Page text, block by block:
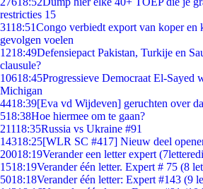
restricties 15
3118:51Congo verbiedt export van koper en
gevolgen voelen
1218:49Defensiepact Pakistan, Turkije en
clausule?
10618:45Progressieve Democraat El-Sayed
Michigan
4418:39[Eva vd Wijdeven] geruchten over
518:38Hoe hiermee om te gaan?
21118:35Russia vs Ukraine #91
14318:25[WLR SC #417] Nieuw deel
20018:19Verander een letter expert
1518:19Verander één letter. Expert # 75 (8
5018:18Verander één letter: Expert #143 (9